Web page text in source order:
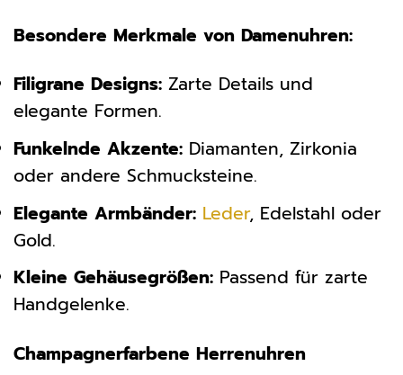
Besondere Merkmale von Damenuhren:
Filigrane Designs: Zarte Details und
elegante Formen.
Funkelnde Akzente: Diamanten, Zirkonia
oder andere Schmucksteine.
Elegante Armbänder: Leder, Edelstahl oder
Gold.
Kleine Gehäusegrößen: Passend für zarte
Handgelenke.
Champagnerfarbene Herrenuhren